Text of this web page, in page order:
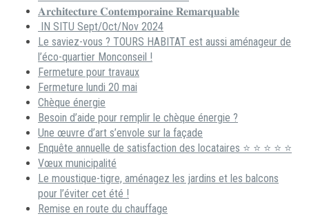
𝐀𝐫𝐜𝐡𝐢𝐭𝐞𝐜𝐭𝐮𝐫𝐞 𝐂𝐨𝐧𝐭𝐞𝐦𝐩𝐨𝐫𝐚𝐢𝐧𝐞 𝐑𝐞𝐦𝐚𝐫𝐪𝐮𝐚𝐛𝐥𝐞
IN SITU Sept/Oct/Nov 2024
Le saviez-vous ? TOURS HABITAT est aussi aménageur de
l’éco-quartier Monconseil !
Fermeture pour travaux
Fermeture lundi 20 mai
Chèque énergie
Besoin d’aide pour remplir le chèque énergie ?
Une œuvre d’art s’envole sur la façade
Enquête annuelle de satisfaction des locataires ⭐ ⭐ ⭐ ⭐ ⭐
Vœux municipalité
Le moustique-tigre, aménagez les jardins et les balcons
pour l’éviter cet été !
Remise en route du chauffage